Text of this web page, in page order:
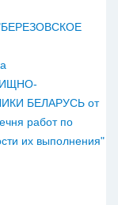
БЕЛАРУСЬ от
работ по
их выполнения"